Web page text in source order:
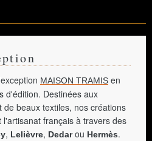
MAISON TRAMIS en
d'édition. Destinées aux
beaux textiles, nos créations
français à travers des
, Lelièvre, Dedarou Hermès.